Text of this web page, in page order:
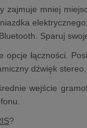
zajmuje mniej
Sparuj
łączności.
dźwięk
wejście
?